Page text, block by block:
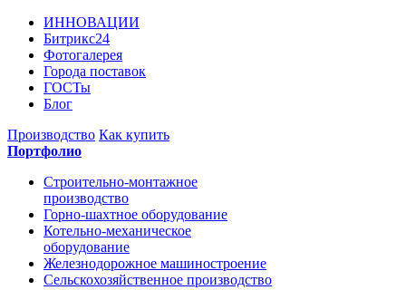
ИННОВАЦИИ
Битрикс24
Фотогалерея
Города поставок
ГОСТы
Блог
Производство Как купить
Портфолио
Строительно-монтажное
производство
Горно-шахтное оборудование
Котельно-механическое
оборудование
Железнодорожное машиностроение
Сельскохозяйственное производство